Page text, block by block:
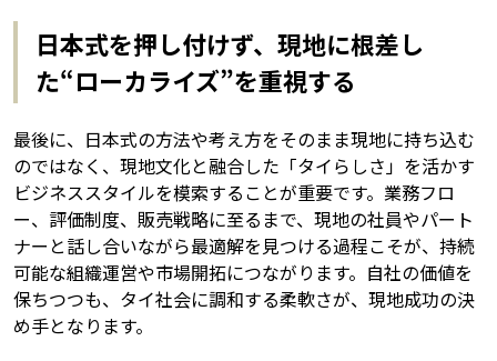
日本式を押し付けず、現地に根差し
た“ローカライズ”を重視する
最後に、日本式の方法や考え方をそのまま現地に持ち込む
のではなく、現地文化と融合した「タイらしさ」を活かす
ビジネススタイルを模索することが重要です。業務フロ
ー、評価制度、販売戦略に至るまで、現地の社員やパート
ナーと話し合いながら最適解を見つける過程こそが、持続
可能な組織運営や市場開拓につながります。自社の価値を
保ちつつも、タイ社会に調和する柔軟さが、現地成功の決
め手となります。